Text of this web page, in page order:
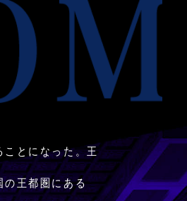
ことになった。王
の王都圏にある